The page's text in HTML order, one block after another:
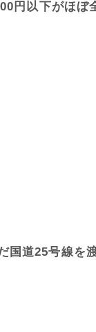
円以下がほぼ
国道25号線を